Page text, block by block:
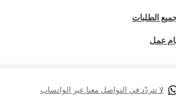
الطلبات
لا تتردّد في التواصل معنا عبر الواتساب